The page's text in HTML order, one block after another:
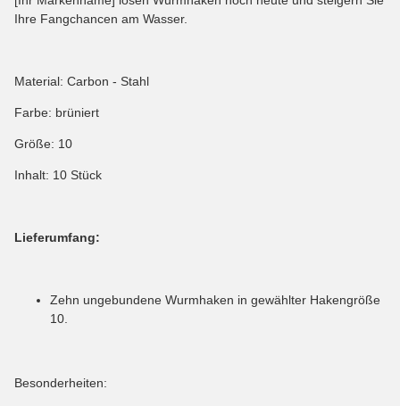
Ihre Fangchancen am Wasser.
Material: Carbon - Stahl
Farbe: brüniert
Größe: 10
Inhalt: 10 Stück
Lieferumfang:
Zehn ungebundene Wurmhaken in gewählter Hakengröße
10.
Besonderheiten: